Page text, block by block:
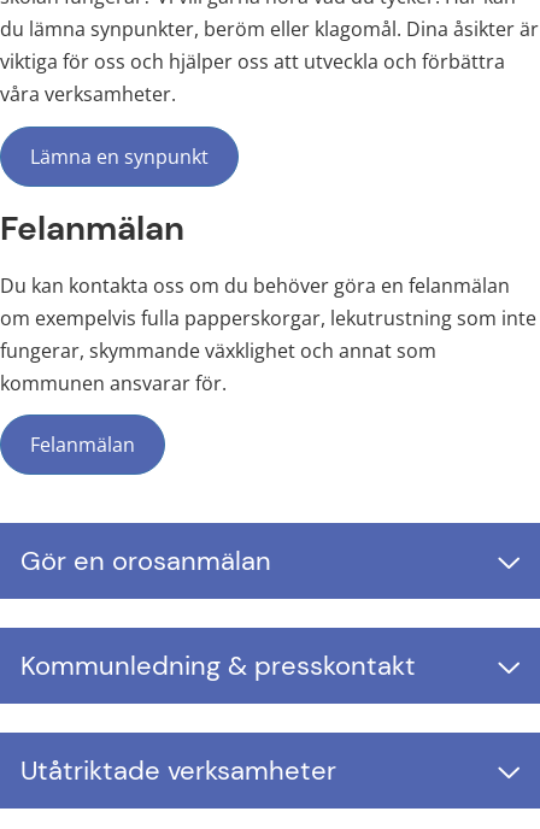
du lämna synpunkter, beröm eller klagomål. Dina åsikter är
viktiga för oss och hjälper oss att utveckla och förbättra
våra verksamheter.
Lämna en synpunkt
Felanmälan
Du kan kontakta oss om du behöver göra en felanmälan
om exempelvis fulla papperskorgar, lekutrustning som inte
fungerar, skymmande växklighet och annat som
kommunen ansvarar för.
Felanmälan
Gör en orosanmälan
Kommunledning & presskontakt
Utåtriktade verksamheter